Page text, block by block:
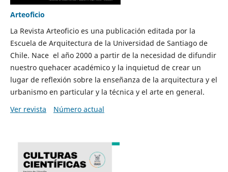
Arteoficio
La Revista Arteoficio es una publicación editada por la
Escuela de Arquitectura de la Universidad de Santiago de
Chile. Nace el año 2000 a partir de la necesidad de difundir
nuestro quehacer académico y la inquietud de crear un
lugar de reflexión sobre la enseñanza de la arquitectura y el
urbanismo en particular y la técnica y el arte en general.
Ver revista
Número actual